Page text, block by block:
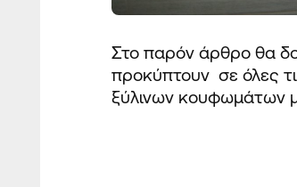
Στο παρόν άρθρο θα
προκύπτουν σε όλες
ξύλινων κουφωμάτων